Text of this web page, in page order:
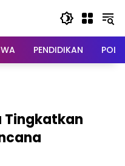
PENDIDIKAN
Tingkatkan